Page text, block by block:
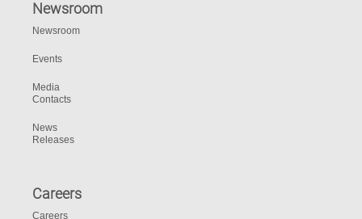
Newsroom
Newsroom
Events
Media
Contacts
News
Releases
Careers
Careers